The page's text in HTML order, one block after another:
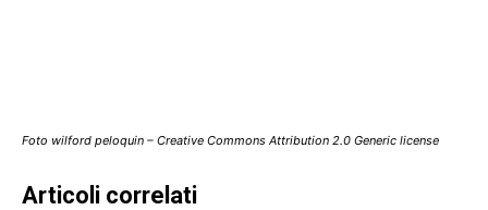
Foto wilford peloquin – Creative Commons Attribution 2.0 Generic license
Articoli correlati